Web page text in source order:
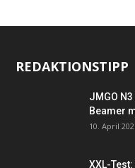
REDAKTIONSTIPP
JMGO
Beamer
10. April
XXL-